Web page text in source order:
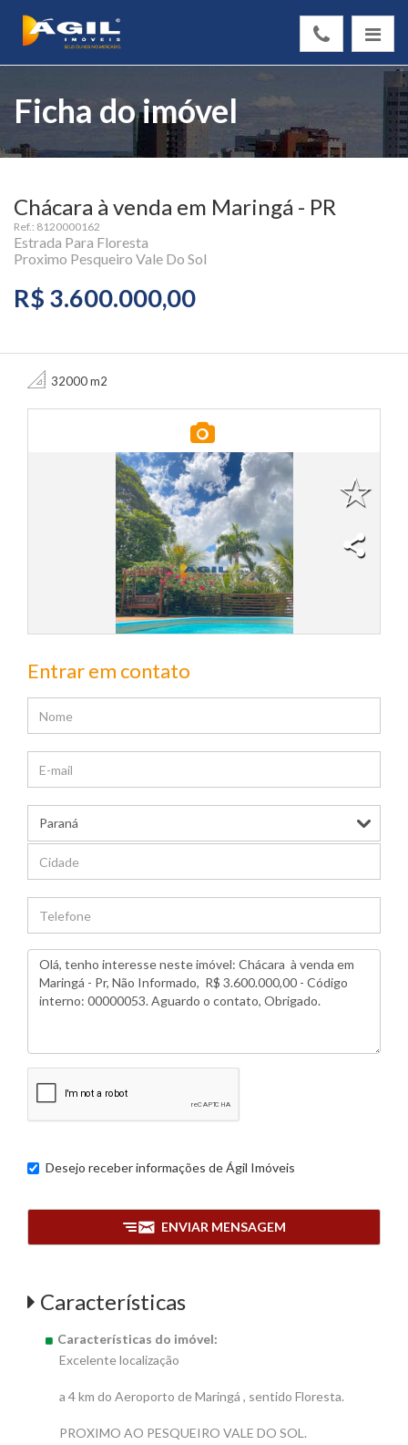
Ficha do imóvel
Chácara à venda em Maringá - PR
Ref.: 8120000162
Estrada Para Floresta
Proximo Pesqueiro Vale Do Sol
R$ 3.600.000,00
32000 m2
Entrar em contato
Desejo receber informações deÁgil Imóveis
ENVIAR MENSAGEM
Características
Características do imóvel:
Excelente localização
a 4 km do Aeroporto de Maringá , sentido Floresta.
PROXIMO AO PESQUEIRO VALE DO SOL.